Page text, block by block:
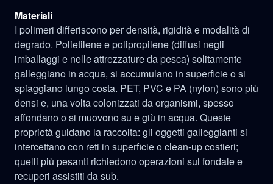
Materiali
I polimeri differiscono per densità, rigidità e modalità di
degrado. Polietilene e polipropilene (diffusi negli
imballaggi e nelle attrezzature da pesca) solitamente
galleggiano in acqua, si accumulano in superficie o si
spiaggiano lungo costa. PET, PVC e PA (nylon) sono più
densi e, una volta colonizzati da organismi, spesso
affondano o si muovono su e giù in acqua. Queste
proprietà guidano la raccolta: gli oggetti galleggianti si
intercettano con reti in superficie o clean-up costieri;
quelli più pesanti richiedono operazioni sul fondale e
recuperi assistiti da sub.